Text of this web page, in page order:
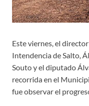
Este viernes, el
Intendencia de Salto,
Souto y el diputado
recorrida en el
fue observar el